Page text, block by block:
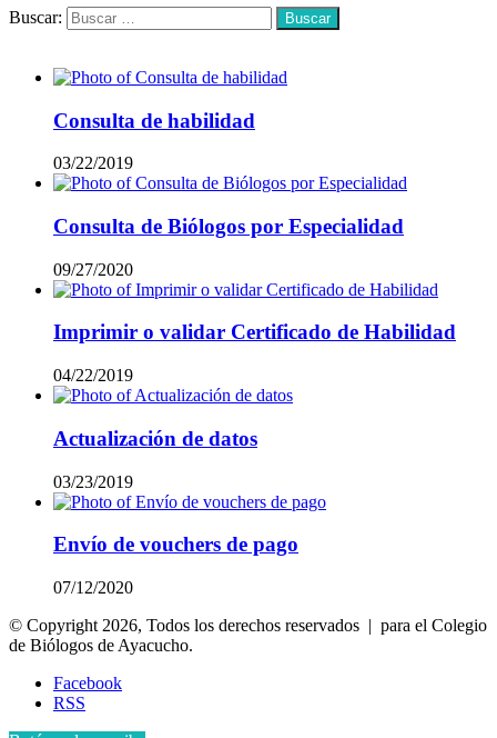
Buscar:
Consulta de habilidad
03/22/2019
Consulta de Biólogos por Especialidad
09/27/2020
Imprimir o validar Certificado de Habilidad
04/22/2019
Actualización de datos
03/23/2019
Envío de vouchers de pago
07/12/2020
© Copyright 2026, Todos los derechos reservados | para el Colegio
de Biólogos de Ayacucho.
Facebook
RSS